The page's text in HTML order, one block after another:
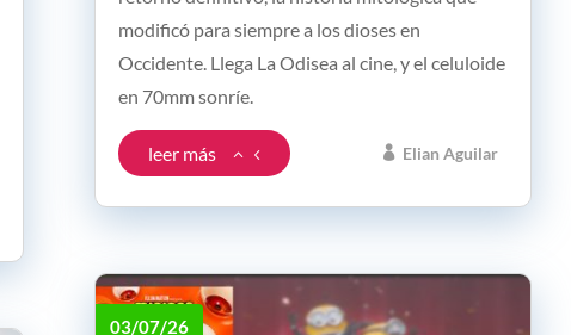
Elian Aguilar
modificó para siempre a los dioses en
Occidente. Llega La Odisea al cine, y el celuloide
en 70mm sonríe.
leer más
03/07/26